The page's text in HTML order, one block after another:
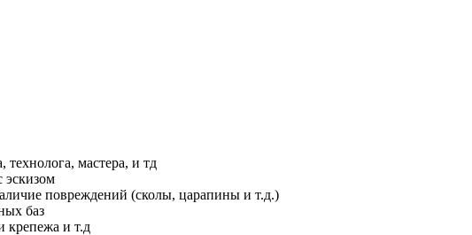
мастера, и тд
эскизом
повреждений (сколы, царапины и т.д.)
баз
крепежа и т.д